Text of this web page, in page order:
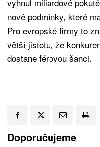
vyhnul miliardové
nové podmínky, které
Pro evropské firmy to
větší jistotu, že
dostane férovou šanci.
Doporučujeme